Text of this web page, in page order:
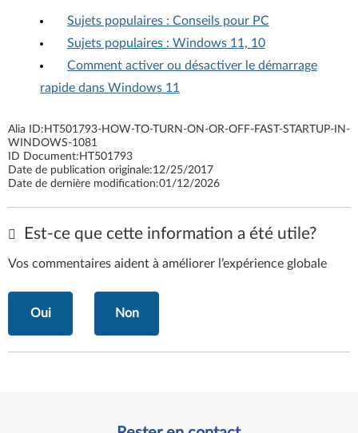
Sujets populaires : Conseils pour PC
Sujets populaires : Windows 11, 10
Comment activer ou désactiver le démarrage
rapide dans Windows 11
Alia ID: HT501793-HOW-TO-TURN-ON-OR-OFF-FAST-STARTUP-IN-
WINDOWS-1081
ID Document: HT501793
Date de publication originale:12/25/2017
Date de dernière modification:01/12/2026
Est-ce que cette information a été utile?
Vos commentaires aident à améliorer l’expérience globale
Oui Non